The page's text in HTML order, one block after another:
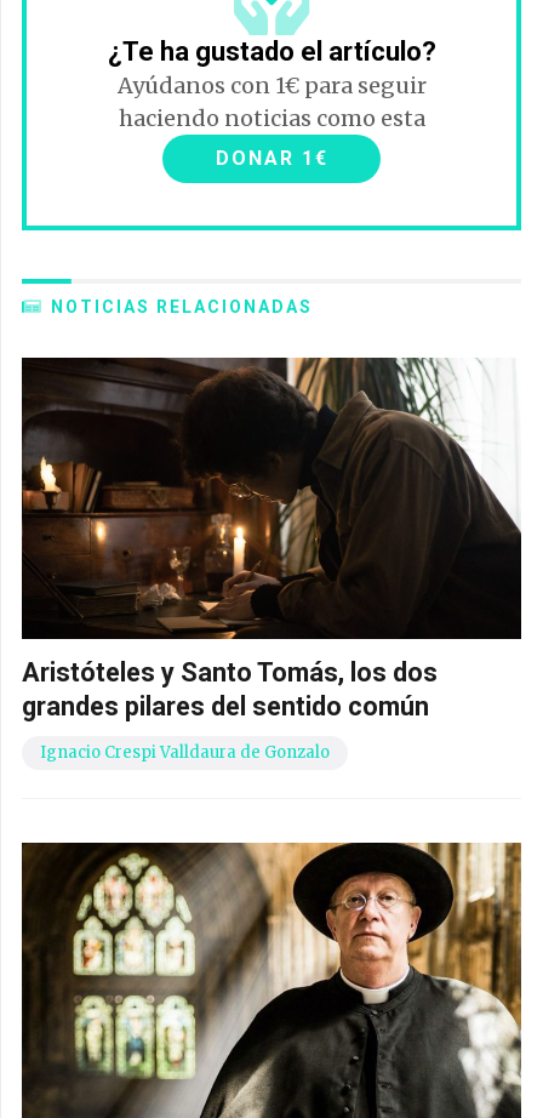
¿Te ha gustado el artículo?
Ayúdanos con 1€ para seguir
haciendo noticias como esta
DONAR 1€
NOTICIAS RELACIONADAS
Aristóteles y Santo Tomás, los dos
grandes pilares del sentido común
Ignacio Crespi Valldaura de Gonzalo